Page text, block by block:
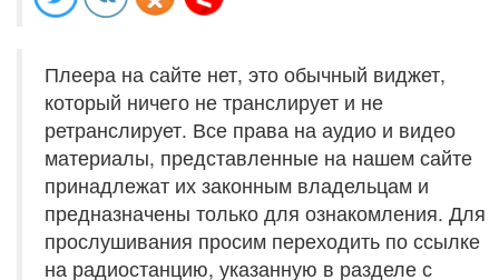
Плеера на сайте нет, это обычный виджет,
который ничего не транслирует и не
ретранслирует. Все права на аудио и видео
материалы, представленные на нашем сайте
принадлежат их законным владельцам и
предназначены только для ознакомления. Для
прослушивания просим переходить по ссылке
на радиостанцию, указанную в разделе с